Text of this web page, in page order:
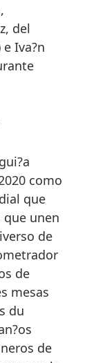
del
Iva?n
como
que
unen
de
de
mesas
du
de